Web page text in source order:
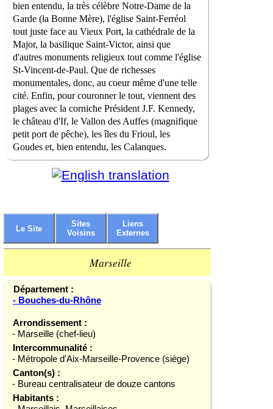
bien entendu, la très célèbre Notre-Dame de la
Garde (la Bonne Mère), l'église Saint-Ferréol
tout juste face au Vieux Port, la cathédrale de la
Major, la basilique Saint-Victor, ainsi que
d'autres monuments religieux tout comme l'église
St-Vincent-de-Paul. Que de richesses
monumentales, donc, au coeur même d'une telle
cité. Enfin, pour couronner le tout, viennent des
plages avec la corniche Président J.F. Kennedy,
le château d'If, le Vallon des Auffes (magnifique
petit port de pêche), les îles du Frioul, les
Goudes et, bien entendu, les Calanques.
Le Site
Sites
Voisins
Liens
Externes
Marseille
Département :
- Bouches-du-Rhône
Arrondissement :
- Marseille (chef-lieu)
Intercommunalité :
- Métropole d'Aix-Marseille-Provence (siège)
Canton(s) :
- Bureau centralisateur de douze cantons
Habitants :